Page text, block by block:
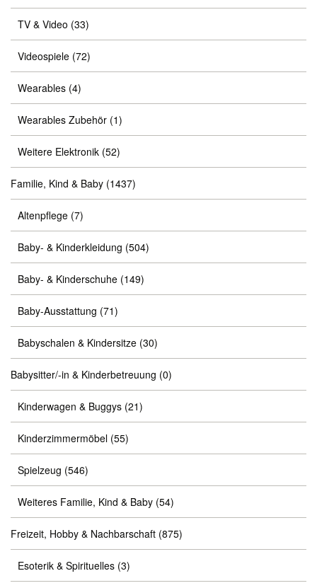
TV & Video (33)
Videospiele (72)
Wearables (4)
Wearables Zubehör (1)
Weitere Elektronik (52)
Familie, Kind & Baby (1437)
Altenpflege (7)
Baby- & Kinderkleidung (504)
Baby- & Kinderschuhe (149)
Baby-Ausstattung (71)
Babyschalen & Kindersitze (30)
Babysitter/-in & Kinderbetreuung (0)
Kinderwagen & Buggys (21)
Kinderzimmermöbel (55)
Spielzeug (546)
Weiteres Familie, Kind & Baby (54)
Freizeit, Hobby & Nachbarschaft (875)
Esoterik & Spirituelles (3)